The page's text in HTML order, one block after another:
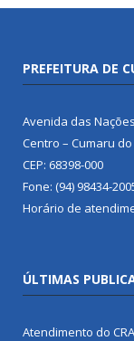
PREFEITURA DE
Avenida das
Centro – Cumaru
CEP: 68398-000
Fone: (94) 98434-
Horário de
ÚLTIMAS
Atendimento do